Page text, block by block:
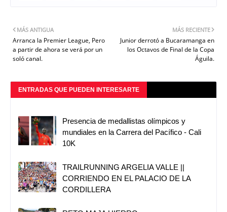
MÁS RECIENTE
Junior derrotó a Bucaramanga en
los Octavos de Final de la Copa
Águila.
MÁS ANTIGUA
Arranca la Premier League, Pero
a partir de ahora se verá por un
soló canal.
ENTRADAS QUE PUEDEN INTERESARTE
Presencia de medallistas olímpicos y
mundiales en la Carrera del Pacífico - Cali
10K
TRAILRUNNING ARGELIA VALLE ||
CORRIENDO EN EL PALACIO DE LA
CORDILLERA